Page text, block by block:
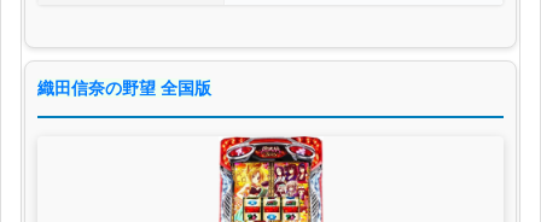
織田信奈の野望 全国版